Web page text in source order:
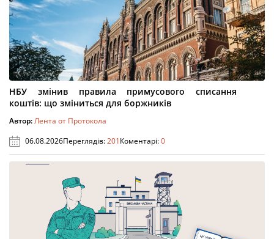
НБУ змінив правила примусового списання
коштів: що зміниться для боржників
Автор:Лента от Протокола
06.08.2026Переглядів:201Коментарі:0